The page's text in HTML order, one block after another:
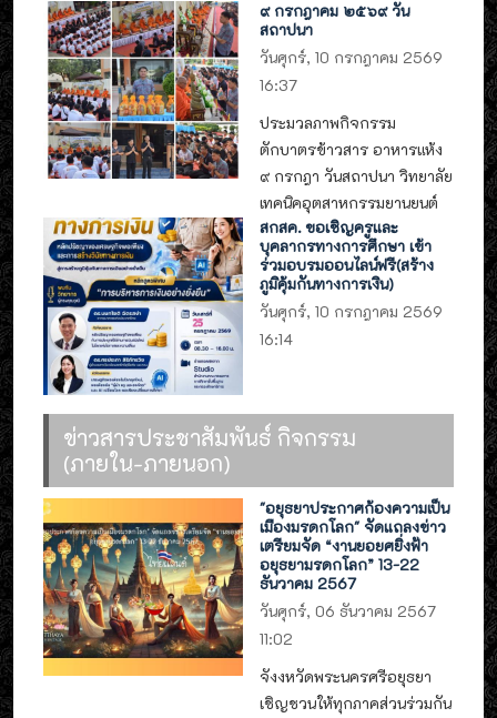
๙ กรกฎาคม ๒๕๖๙ วัน
สถาปนา
วันศุกร์, 10 กรกฎาคม 2569
16:37
ประมวลภาพกิจกรรม
ตักบาตรข้าวสาร อาหารแห้ง
๙ กรกฎา วันสถาปนา วิทยาลัย
เทคนิคอุตสาหกรรมยานยนต์
สกสค. ขอเชิญครูและ
บุคลากรทางการศึกษา เข้า
ร่วมอบรมออนไลน์ฟรี(สร้าง
ภูมิคุ้มกันทางการเงิน)
วันศุกร์, 10 กรกฎาคม 2569
16:14
ข่าวสารประชาสัมพันธ์ กิจกรรม
(ภายใน-ภายนอก)
"อยุธยาประกาศก้องความเป็น
เมืองมรดกโลก" จัดแถลงข่าว
เตรียมจัด “งานยอยศยิ่งฟ้า
อยุธยามรดกโลก” 13-22
ธันวาคม 2567
วันศุกร์, 06 ธันวาคม 2567
11:02
จังงหวัดพระนครศรีอยุธยา
เชิญชวนให้ทุกภาคส่วนร่วมกัน